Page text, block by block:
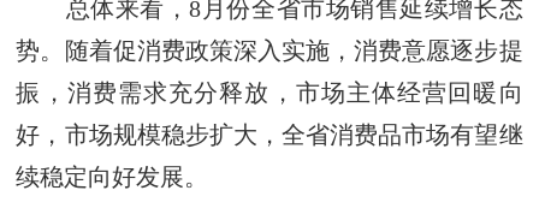
总体来看，8月份全省市场销售延续增长态
势。随着促消费政策深入实施，消费意愿逐步提
振，消费需求充分释放，市场主体经营回暖向
好，市场规模稳步扩大，全省消费品市场有望继
续稳定向好发展。